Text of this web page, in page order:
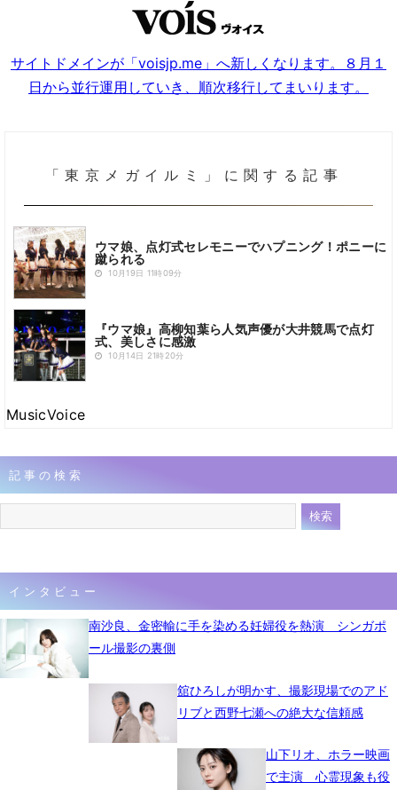
サイトドメインが「voisjp.me」へ新しくなります。８月１
日から並行運用していき、順次移行してまいります。
「東京メガイルミ」に関する記事
ウマ娘、点灯式セレモニーでハプニング！ポニーに
蹴られる
10月19日 11時09分
『ウマ娘』高柳知葉ら人気声優が大井競馬で点灯
式、美しさに感激
10月14日 21時20分
MusicVoice
記事の検索
インタビュー
南沙良、金密輸に手を染める妊婦役を熱演 シンガポ
ール撮影の裏側
舘ひろしが明かす、撮影現場でのアド
リブと西野七瀬への絶大な信頼感
山下リオ、ホラー映画
で主演 心霊現象も役